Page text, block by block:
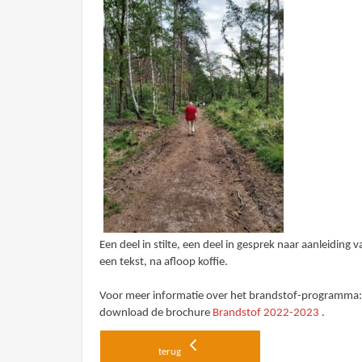
Een deel in stilte, een deel in gesprek naar aanleiding
een tekst, na afloop koffie.
Voor meer informatie over het brandstof-programma:
download de brochure Brandstof 2022-2023 .
terug